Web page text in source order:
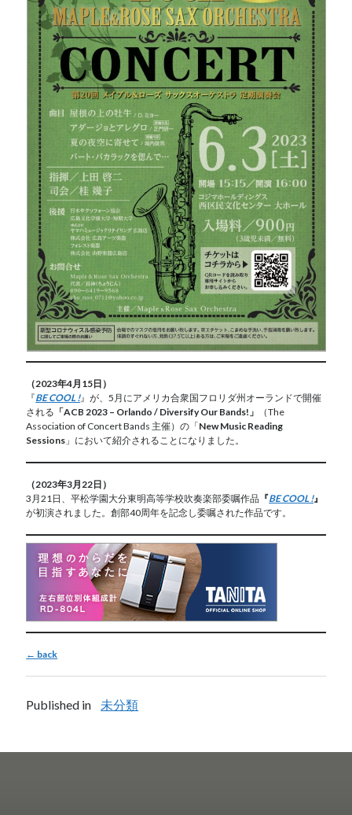
（2023年4月15日）
『BE COOL !』が、5月にアメリカ合衆国フロリダ州オーランドで開催
される 「ACB 2023 – Orlando / Diversify Our Bands!」
（The
Association of Concert Bands 主催）の「New Music Reading
Sessions 」において紹介されることになりました。
（2023年3月22日）
3月21日、平松学園大分東明高等学校吹奏楽部委嘱作品 『BE COOL !』
が初演されました。創部40周年を記念し委嘱された作品です。
← back
Published in 未分類